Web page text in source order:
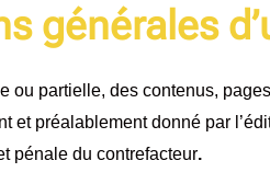
générales
ou partielle, des contenus,
et préalablement donné par
pénale du contrefacteur.